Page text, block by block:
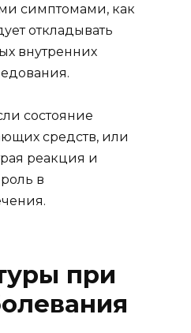
симптомами, как
откладывать
внутренних
состояние
средств, или
реакция и
в
при